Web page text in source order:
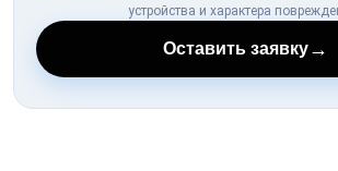
устройства и характера
Оставить заявку→